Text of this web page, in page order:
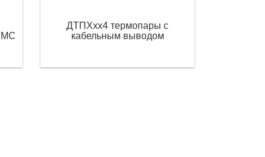
ДТПХхх4 термопары с
кабельным выводом